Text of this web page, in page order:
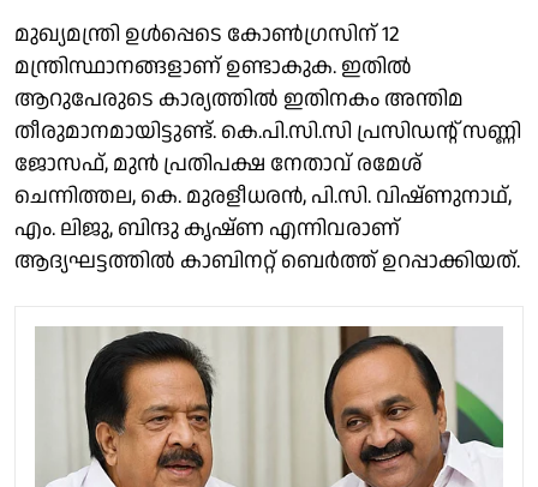
മുഖ്യമന്ത്രി ഉള്‍പ്പെടെ കോണ്‍ഗ്രസിന് 12
മന്ത്രിസ്ഥാനങ്ങളാണ് ഉണ്ടാകുക. ഇതില്‍
ആറുപേരുടെ കാര്യത്തില്‍ ഇതിനകം അന്തിമ
തീരുമാനമായിട്ടുണ്ട്. കെ.പി.സി.സി പ്രസിഡന്റ് സണ്ണി
ജോസഫ്, മുന്‍ പ്രതിപക്ഷ നേതാവ് രമേശ്
ചെന്നിത്തല, കെ. മുരളീധരന്‍, പി.സി. വിഷ്ണുനാഥ്,
എം. ലിജു, ബിന്ദു കൃഷ്ണ എന്നിവരാണ്
ആദ്യഘട്ടത്തില്‍ കാബിനറ്റ് ബെര്‍ത്ത് ഉറപ്പാക്കിയത്.